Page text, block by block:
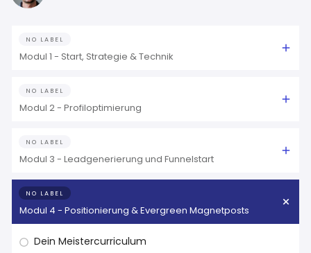
NO LABEL
Modul 1 - Start, Strategie & Technik
NO LABEL
Modul 2 - Profiloptimierung
NO LABEL
Modul 3 - Leadgenerierung und Funnelstart
NO LABEL
Modul 4 - Positionierung & Evergreen Magnetposts
Dein Meistercurriculum